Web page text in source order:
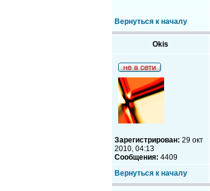
Вернуться к началу
Okis
Зарегистрирован: 29 окт
2010, 04:13
Сообщения: 4409
Вернуться к началу